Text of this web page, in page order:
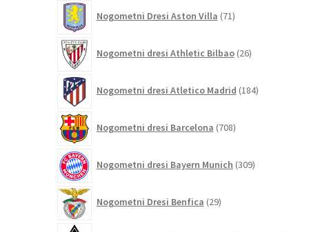
Nogometni Dresi Aston Villa 71izdelkov
Nogometni dresi Athletic Bilbao 26izdelkov
Nogometni dresi Atletico Madrid 184izdelkov
Nogometni dresi Barcelona 708izdelkov
Nogometni dresi Bayern Munich 309izdelkov
Nogometni Dresi Benfica 29izdelkov